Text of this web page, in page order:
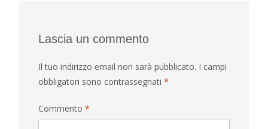
Lascia un commento
Il tuo indirizzo email non sarà pubblicato. I campi
obbligatori sono contrassegnati *
Commento *